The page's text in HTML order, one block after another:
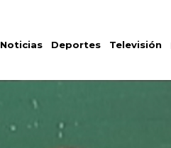
Noticias Deportes Televisión